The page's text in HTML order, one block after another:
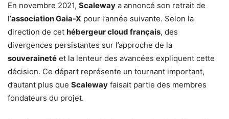
En novembre 2021, Scaleway a annoncé son retrait de
l’association Gaia-X pour l’année suivante. Selon la
direction de cet hébergeur cloud français, des
divergences persistantes sur l’approche de la
souveraineté et la lenteur des avancées expliquent cette
décision. Ce départ représente un tournant important,
d’autant plus que Scaleway faisait partie des membres
fondateurs du projet.